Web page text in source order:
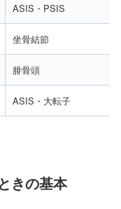
ASIS・PSIS
坐骨結節
腓骨頭
ASIS・大転子
きの基本